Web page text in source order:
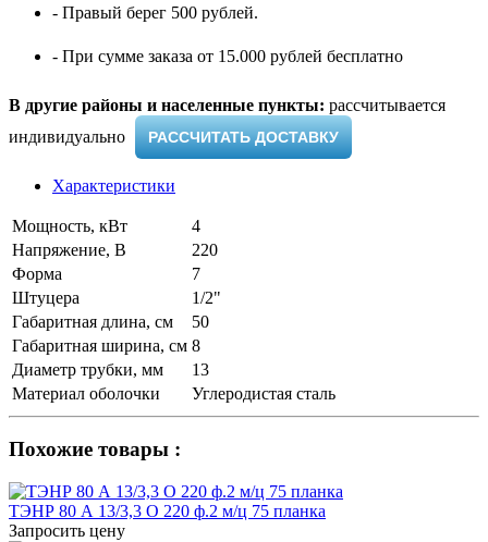
- Правый берег 500 рублей.
- При сумме заказа от 15.000 рублей бесплатно
В другие районы и населенные пункты: рассчитывается
индивидуально ​
РАССЧИТАТЬ ДОСТАВКУ
Характеристики
Мощность, кВт
4
Напряжение, В
220
Форма
7
Штуцера
1/2"
Габаритная длина, см
50
Габаритная ширина, см 8
Диаметр трубки, мм
13
Материал оболочки
Углеродистая сталь
Похожие товары :
ТЭНР 80 А 13/3,3 О 220 ф.2 м/ц 75 планка
Запросить цену